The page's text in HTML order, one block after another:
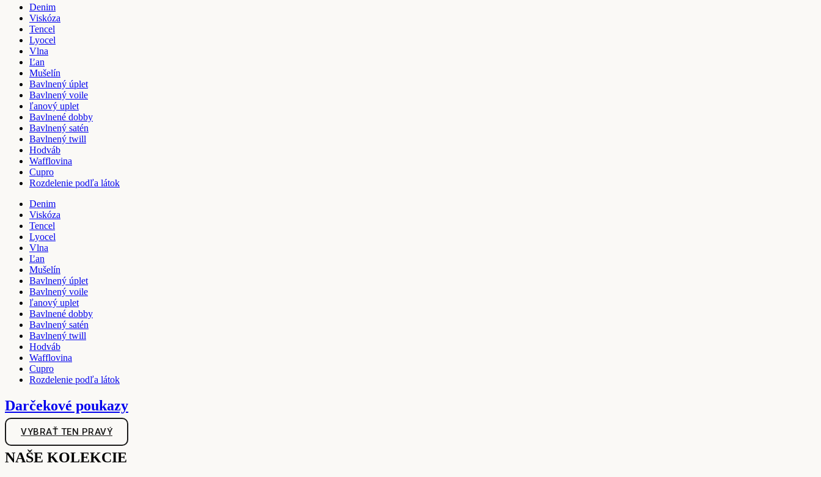
Denim
Viskóza
Tencel
Lyocel
Vlna
Ľan
Mušelín
Bavlnený úplet
Bavlnený voile
ľanový uplet
Bavlnené dobby
Bavlnený satén
Bavlnený twill
Hodváb
Wafflovina
Cupro
Rozdelenie podľa látok
Denim
Viskóza
Tencel
Lyocel
Vlna
Ľan
Mušelín
Bavlnený úplet
Bavlnený voile
ľanový uplet
Bavlnené dobby
Bavlnený satén
Bavlnený twill
Hodváb
Wafflovina
Cupro
Rozdelenie podľa látok
Darčekové poukazy
VYBRAŤ TEN PRAVÝ
NAŠE KOLEKCIE